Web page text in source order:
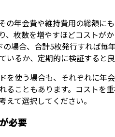
の年会費や維持費用の総額に
、枚数を増やすほどコストが
場合、合計5枚発行すれば毎
いるか、定期的に検証すると
を使う場合も、それぞれに年
ることもあります。コストを
えて選択してください。
必要